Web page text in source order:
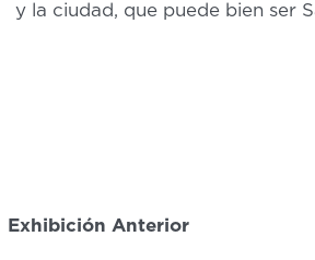
y la ciudad, que puede bien ser
Exhibición Anterior